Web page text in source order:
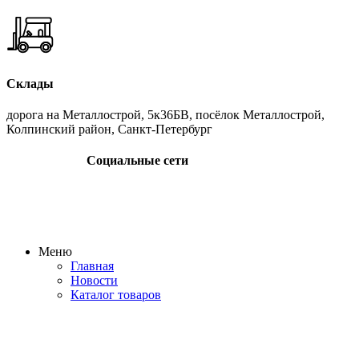
Склады
дорога на Металлострой, 5к36БВ, посёлок Металлострой,
Колпинский район, Санкт-Петербург
Социальные сети
Меню
Главная
Новости
Каталог товаров